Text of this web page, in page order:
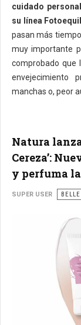
cuidado
su línea
pasan más
muy importante
comprobado que
envejecimiento
manchas o, peor
Natura
Cereza’:
y perfuma
SUPER USER